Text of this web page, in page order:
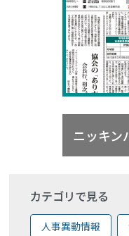
ニッキン
カテゴリで見る
人事異動情報